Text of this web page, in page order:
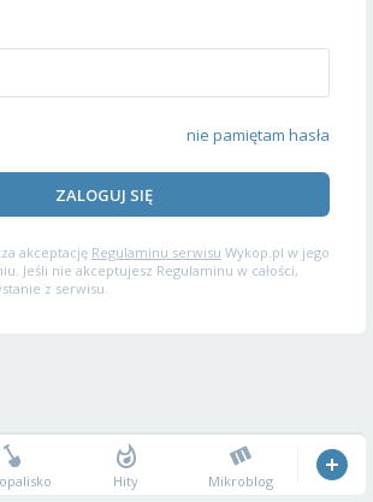
nie pamiętam hasła
ZALOGUJ SIĘ
akceptację Regulaminu serwisu Wykop.pl w jego
Jeśli nie akceptujesz Regulaminu w całości,
z serwisu.
Hity Mikroblog